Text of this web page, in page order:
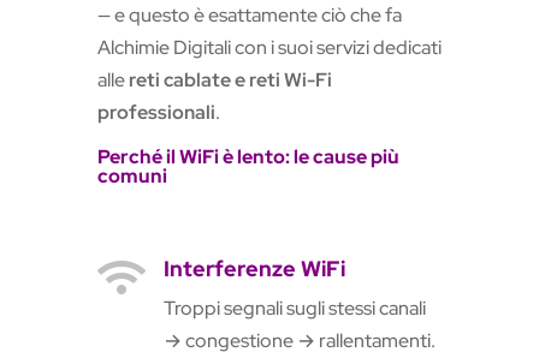
— e questo è esattamente ciò che fa
Alchimie Digitali con i suoi servizi dedicati
allereti cablate e reti Wi-Fi
professionali.
Perché il WiFi è lento: le cause più
comuni
 Interferenze WiFi
Troppi segnali sugli stessi canali
→ congestione → rallentamenti.